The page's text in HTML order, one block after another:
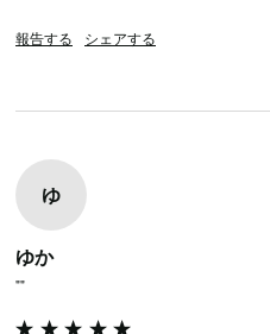
報告する シェアする
ゆ
ゆか
""